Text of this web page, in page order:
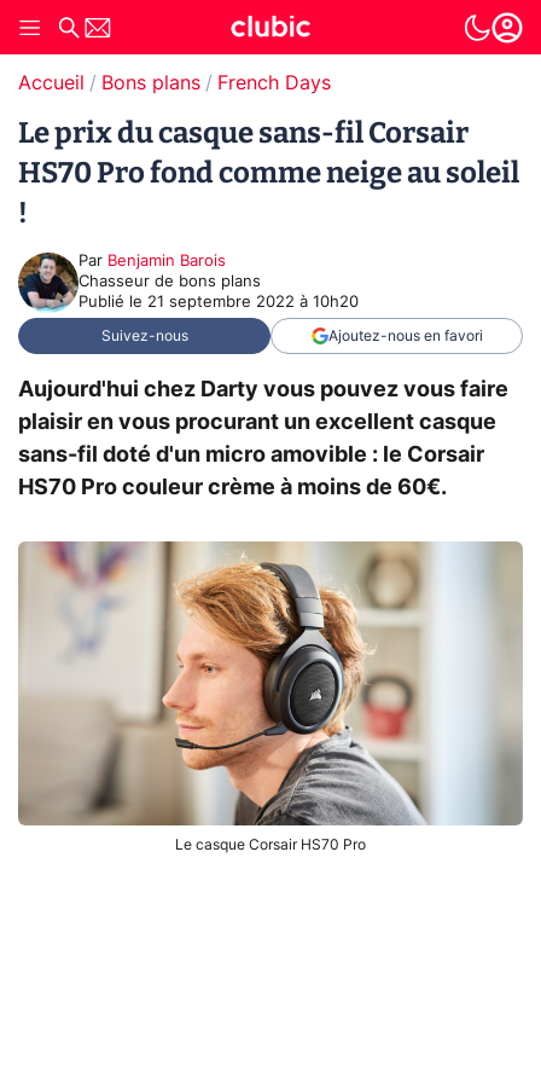
Accueil Bons plans French Days
Le prix du casque sans-fil Corsair
HS70 Pro fond comme neige au soleil
!
Par Benjamin Barois
Chasseur de bons plans
Publié le 21 septembre 2022 à 10h20
Suivez-nous Ajoutez-nous en favori
Aujourd'hui chez Darty vous pouvez vous faire
plaisir en vous procurant un excellent casque
sans-fil doté d'un micro amovible : le Corsair
HS70 Pro couleur crème à moins de 60€.
Le casque Corsair HS70 Pro